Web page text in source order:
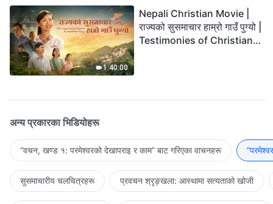
1:40:00
Nepali Christian Movie |
राज्यको सुसमाचार हाम्रो गाउँ पुग्यो |
Testimonies of Christians
अन्य प्रकारका भिडियोहरू
“वचन, खण्ड १: परमेश्‍वरको देखापराइ र काम” बाट गरिएका वाचनहरू
सुसमाचारीय चलचित्रहरू प्रवचन श्रृङ्खला: आस्थामा सत्यताको खोजी